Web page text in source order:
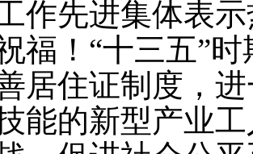
作先进集体表
福！“十三五”
居住证制度，
能的新型产业